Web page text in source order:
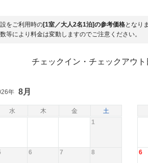
をご利用時の[1室／大人2名1泊]の参考価格となり
等により料金は変動しますのでご注意ください。
チェックイン・チェックアウ
水 木 金 土
年 8月
1
6 7 8 6